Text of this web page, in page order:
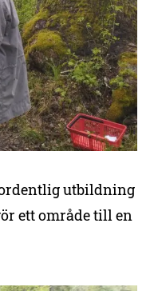
utbildning
ett område till en